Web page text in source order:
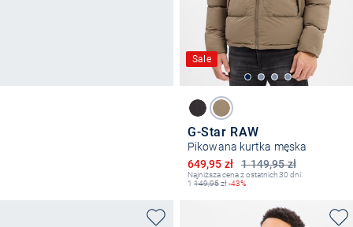
Sale
G-Star RAW
Pikowana kurtka męska
1 149,95 zł
Obniżona cena
649,95 zł
Najniższa cena z ostatnich 30 dni:
1 149,95zł-43%